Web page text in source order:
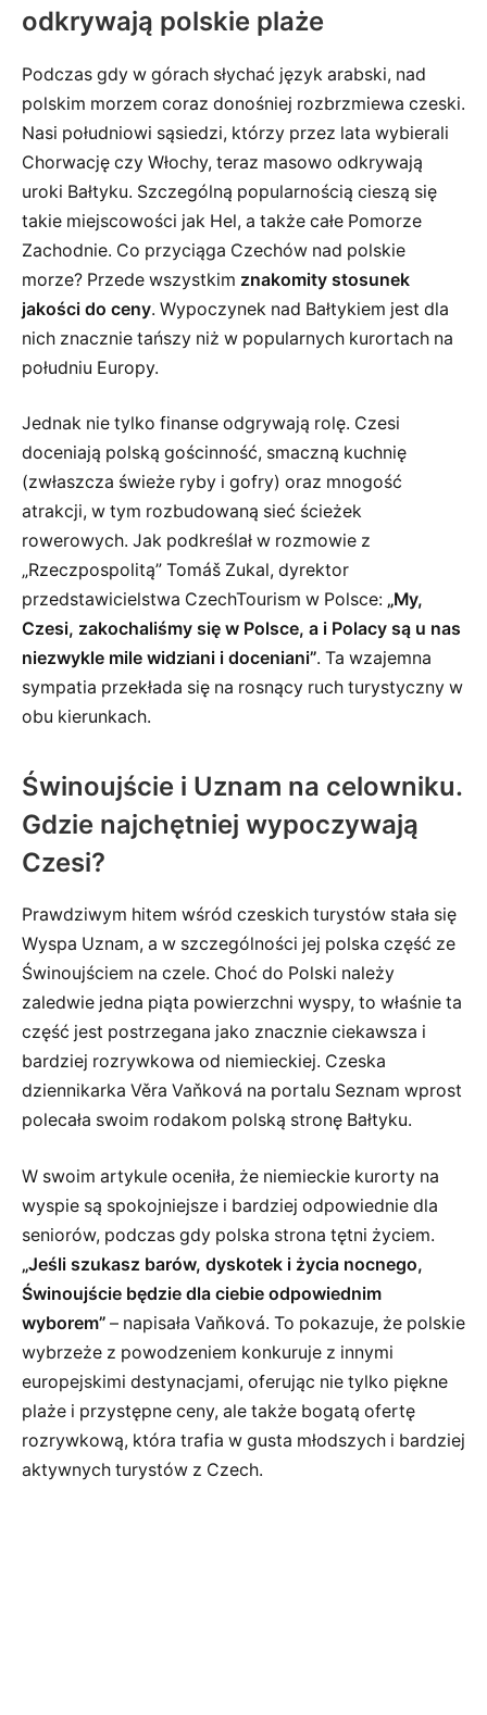
odkrywają polskie plaże
Podczas gdy w górach słychać język arabski, nad
polskim morzem coraz donośniej rozbrzmiewa czeski.
Nasi południowi sąsiedzi, którzy przez lata wybierali
Chorwację czy Włochy, teraz masowo odkrywają
uroki Bałtyku. Szczególną popularnością cieszą się
takie miejscowości jak Hel, a także całe Pomorze
Zachodnie. Co przyciąga Czechów nad polskie
morze? Przede wszystkim znakomity stosunek
jakości do ceny. Wypoczynek nad Bałtykiem jest dla
nich znacznie tańszy niż w popularnych kurortach na
południu Europy.
Jednak nie tylko finanse odgrywają rolę. Czesi
doceniają polską gościnność, smaczną kuchnię
(zwłaszcza świeże ryby i gofry) oraz mnogość
atrakcji, w tym rozbudowaną sieć ścieżek
rowerowych. Jak podkreślał w rozmowie z
„Rzeczpospolitą” Tomáš Zukal, dyrektor
przedstawicielstwa CzechTourism w Polsce: „My,
Czesi, zakochaliśmy się w Polsce, a i Polacy są u nas
niezwykle mile widziani i doceniani”. Ta wzajemna
sympatia przekłada się na rosnący ruch turystyczny w
obu kierunkach.
Świnoujście i Uznam na celowniku.
Gdzie najchętniej wypoczywają
Czesi?
Prawdziwym hitem wśród czeskich turystów stała się
Wyspa Uznam, a w szczególności jej polska część ze
Świnoujściem na czele. Choć do Polski należy
zaledwie jedna piąta powierzchni wyspy, to właśnie ta
część jest postrzegana jako znacznie ciekawsza i
bardziej rozrywkowa od niemieckiej. Czeska
dziennikarka Věra Vaňková na portalu Seznam wprost
polecała swoim rodakom polską stronę Bałtyku.
W swoim artykule oceniła, że niemieckie kurorty na
wyspie są spokojniejsze i bardziej odpowiednie dla
seniorów, podczas gdy polska strona tętni życiem.
„Jeśli szukasz barów, dyskotek i życia nocnego,
Świnoujście będzie dla ciebie odpowiednim
wyborem” – napisała Vaňková. To pokazuje, że polskie
wybrzeże z powodzeniem konkuruje z innymi
europejskimi destynacjami, oferując nie tylko piękne
plaże i przystępne ceny, ale także bogatą ofertę
rozrywkową, która trafia w gusta młodszych i bardziej
aktywnych turystów z Czech.